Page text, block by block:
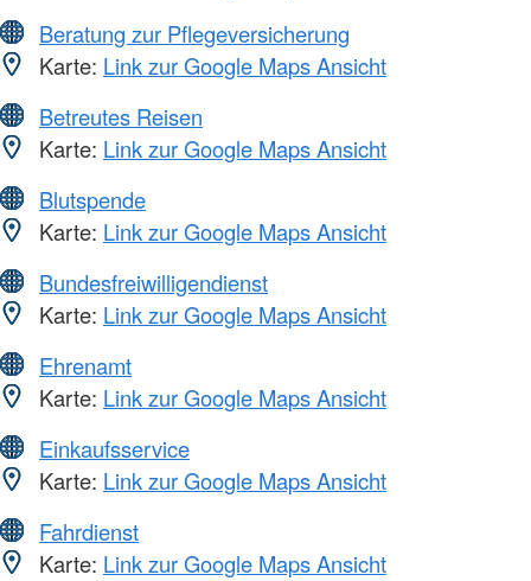
Beratung zur Pflegeversicherung
Karte: Link zur Google Maps Ansicht
Betreutes Reisen
Karte: Link zur Google Maps Ansicht
Blutspende
Karte: Link zur Google Maps Ansicht
Bundesfreiwilligendienst
Karte: Link zur Google Maps Ansicht
Ehrenamt
Karte: Link zur Google Maps Ansicht
Einkaufsservice
Karte: Link zur Google Maps Ansicht
Fahrdienst
Karte: Link zur Google Maps Ansicht